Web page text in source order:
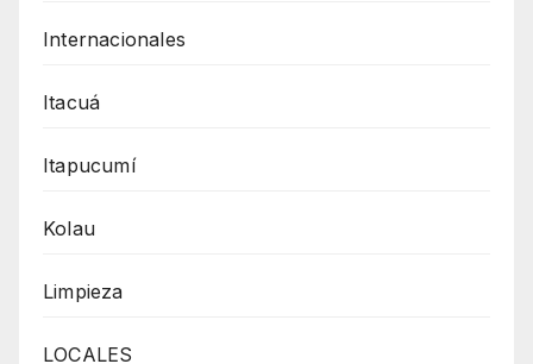
Internacionales
Itacuá
Itapucumí
Kolau
Limpieza
LOCALES